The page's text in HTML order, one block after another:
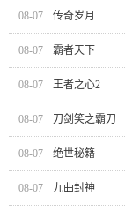
08-07 传奇岁月
08-07 霸者天下
08-07 王者之心2
08-07 刀剑笑之霸刀
08-07 绝世秘籍
08-07 九曲封神